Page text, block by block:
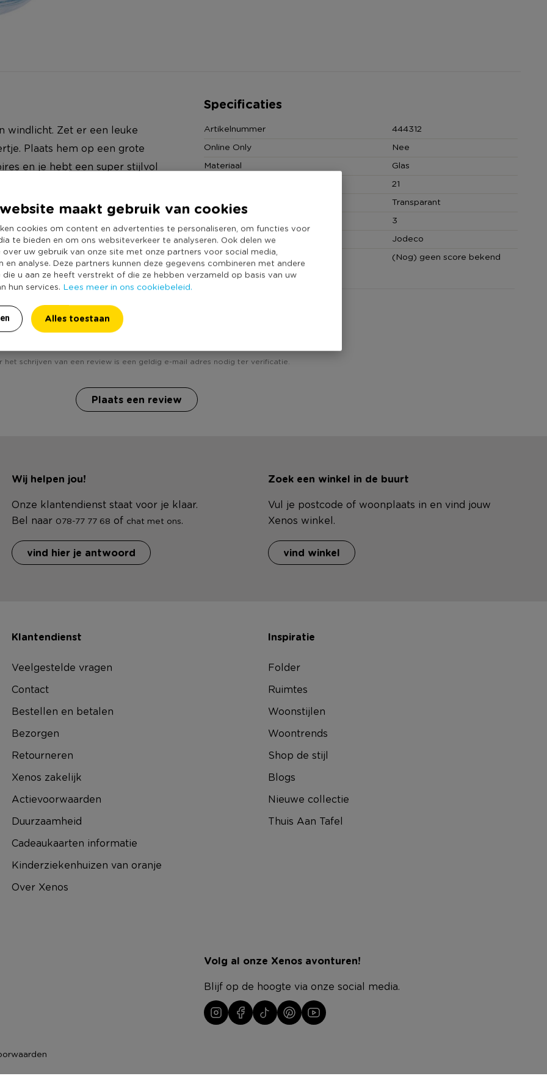
maakt gebruik van cookies
cookies om content en advertenties te personaliseren, om functies voor
te bieden en om ons websiteverkeer te analyseren. Ook delen we
uw gebruik van onze site met onze partners voor social media,
en analyse. Deze partners kunnen deze gegevens combineren met andere
u aan ze heeft verstrekt of die ze hebben verzameld op basis van uw
hun services. Lees meer in ons cookiebeleid.
Alles toestaan
windlicht. Zet er een leuke
Plaats hem op een grote
en je hebt een super stijlvol
cm hoog. * Glazen windlicht *
Specificaties
Artikelnummer
444312
Online Only
Nee
Materiaal
Glas
21
Kleur
Transparant
3
Merk
Jodeco
Duurzaamheidsscore
(Nog) geen score bekend
Heb jij Windlicht - 21 cm? Schrijf een review!
het schrijven van een review is een geldig e-mail adres nodig ter verificatie.
Plaats een review
Wij helpen jou!
Onze klantendienst staat voor je klaar.
Bel naar 078-77 77 68 of chat met ons.
vind hier je antwoord
Zoek een winkel in de buurt
Vul je postcode of woonplaats in en vind jouw
Xenos winkel.
vind winkel
Klantendienst
Veelgestelde vragen
Contact
Bestellen en betalen
Bezorgen
Retourneren
Xenos zakelijk
Actievoorwaarden
Duurzaamheid
Cadeaukaarten informatie
Kinderziekenhuizen van oranje
Over Xenos
Inspiratie
Folder
Ruimtes
Woonstijlen
Woontrends
Shop de stijl
Blogs
Nieuwe collectie
Thuis Aan Tafel
Volg al onze Xenos avonturen!
Blijf op de hoogte via onze social media.